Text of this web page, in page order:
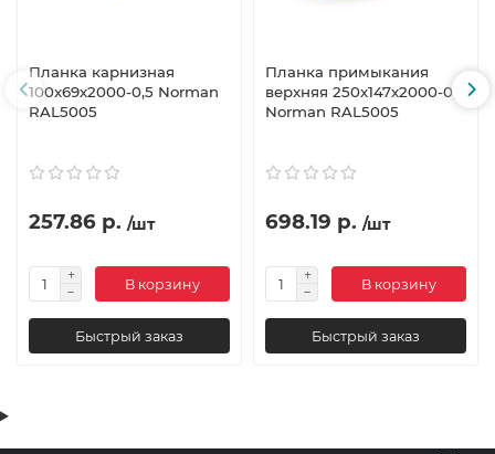
Планка карнизная
100х69х2000-0,5 Norman
RAL5005
257.86 р. /шт
В корзину
Быстрый заказ
Планка примыкания
верхняя 250х147х2000-0,5
Norman RAL5005
698.19 р. /шт
В корзину
Быстрый заказ